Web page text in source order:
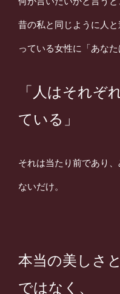
昔の私と同じように人
っている女性に 「あな
「人はそれぞ
ている」
それは当たり前であり
ないだけ。
本当の美しさ
ではなく、